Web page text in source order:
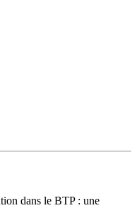
dans le BTP : une